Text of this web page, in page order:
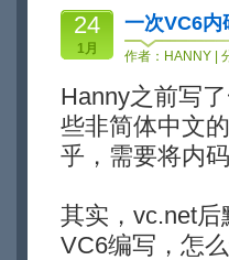
24
1月
一次VC6
作者： HANNY |
Hanny之前写
些非简体中文
乎，需要将内
其实，vc.net
VC6编写，怎